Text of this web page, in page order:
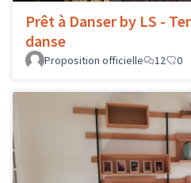
Prêt à Danser by LS -
danse
Proposition officielle 12 0